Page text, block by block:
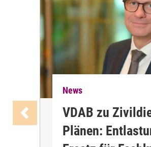
News
VDAB zu
Plänen: